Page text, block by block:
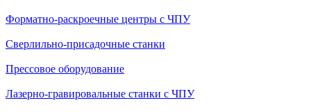
Форматно-раскроечные центры с ЧПУ
Сверлильно-присадочные станки
Прессовое оборудование
Лазерно-гравировальные станки с ЧПУ